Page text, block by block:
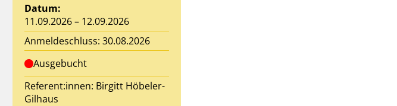
Datum:
11.09.2026 – 12.09.2026
Anmeldeschluss: 30.08.2026
Ausgebucht
Referent:innen: Birgitt Höbeler-
Gilhaus